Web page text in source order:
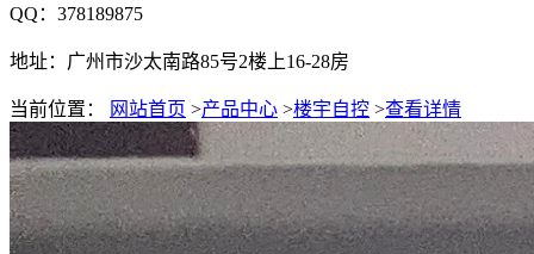
QQ：378189875
地址：广州市沙太南路85号2楼上16-28房
当前位置： 网站首页 >产品中心 >楼宇自控 >查看详情